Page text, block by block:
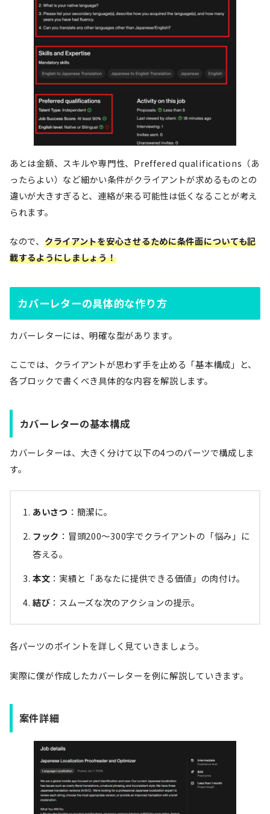
あとは金額、スキルや専門性、Preffered qualifications（あ
ったらよい）など細かい条件がクライアントが求めるものとの
違いが大きすぎると、連絡が来る可能性は低くなることが考え
られます。
なので、 クライアントを安心させるために条件面についても記
載するようにしましょう！
カバーレターの具体的な作り方
カバーレターには、明確な型があります。
ここでは、クライアントが思わず手を止める「基本構成」と、
各ブロックで書くべき具体的な内容を解説します。
カバーレターの基本構成
カバーレターは、大きく分けて以下の4つのパーツで構成しま
す。
あいさつ ：簡潔に。
フック ：冒頭200〜300字でクライアントの「悩み」に
答える。
本文 ：実績と「あなたに提供できる価値」の肉付け。
結び ：スムーズな次のアクションの提示。
各パーツのポイントを詳しく見ていきましょう。
実際に僕が作成したカバーレターを例に解説していきます。
案件詳細